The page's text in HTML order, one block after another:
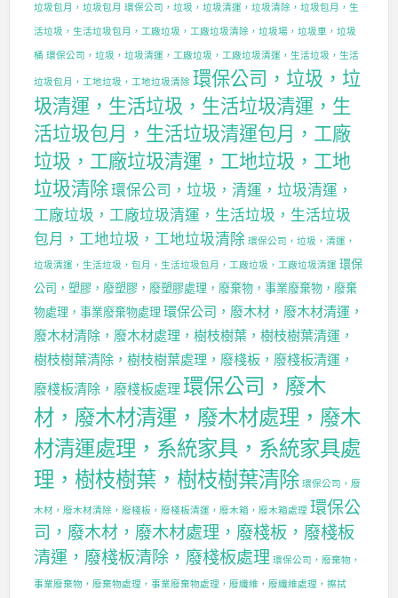
垃圾包月，垃圾包月 環保公司，垃圾，垃圾清運，垃圾清除，垃圾包月，生
活垃圾，生活垃圾包月，工廠垃圾，工廠垃圾清除，垃圾場，垃圾車，垃圾
桶 環保公司，垃圾，垃圾清運，工廠垃圾，工廠垃圾清運，生活垃圾，生活
垃圾包月，工地垃圾，工地垃圾清除 環保公司，垃圾，垃
圾清運，生活垃圾，生活垃圾清運，生
活垃圾包月，生活垃圾清運包月，工廠
垃圾，工廠垃圾清運，工地垃圾，工地
垃圾清除環保公司，垃圾，清運，垃圾清運，
工廠垃圾，工廠垃圾清運，生活垃圾，生活垃圾
包月，工地垃圾，工地垃圾清除 環保公司，垃圾，清運，
垃圾清運，生活垃圾，包月，生活垃圾包月，工廠垃圾，工廠垃圾清運 環保
公司，塑膠，廢塑膠，廢塑膠處理，廢棄物，事業廢棄物，廢棄
物處理，事業廢棄物處理 環保公司，廢木材，廢木材清運，
廢木材清除，廢木材處理，樹枝樹葉，樹枝樹葉清運，
樹枝樹葉清除，樹枝樹葉處理，廢棧板，廢棧板清運，
廢棧板清除，廢棧板處理 環保公司，廢木
材，廢木材清運，廢木材處理，廢木
材清運處理，系統家具，系統家具處
理，樹枝樹葉，樹枝樹葉清除 環保公司，廢
木材，廢木材清除，廢棧板，廢棧板清運，廢木箱，廢木箱處理 環保公
司，廢木材，廢木材處理，廢棧板，廢棧板
清運，廢棧板清除，廢棧板處理 環保公司，廢棄物，
事業廢棄物，廢棄物處理，事業廢棄物處理，廢纖維，廢纖維處理，擦拭